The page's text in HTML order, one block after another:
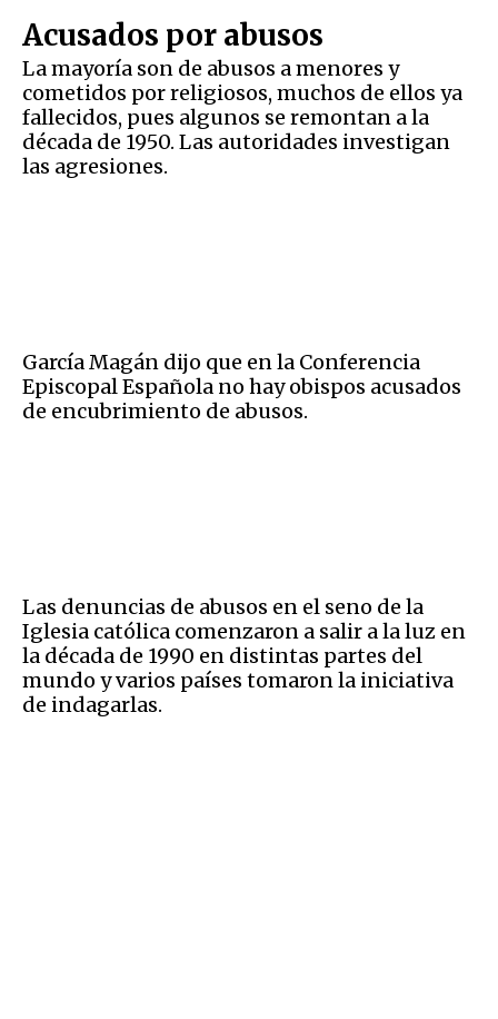
Acusados por abusos
La mayoría son de abusos a menores y
cometidos por religiosos, muchos de ellos ya
fallecidos, pues algunos se remontan a la
década de 1950. Las autoridades investigan
las agresiones.
García Magán dijo que en la Conferencia
Episcopal Española no hay obispos acusados
de encubrimiento de abusos.
Las denuncias de abusos en el seno de la
Iglesia católica comenzaron a salir a la luz en
la década de 1990 en distintas partes del
mundo y varios países tomaron la iniciativa
de indagarlas.